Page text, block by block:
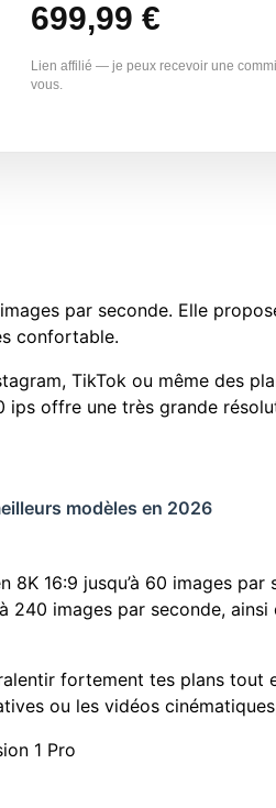
699,99 €
Lien affilié — je peux recevoir une
vous.
par seconde. Elle
confortable.
TikTok ou même des
offre une très grande
modèles en 2026
16:9 jusqu’à 60 images par
240 images par seconde,
fortement tes plans tout
ou les vidéos